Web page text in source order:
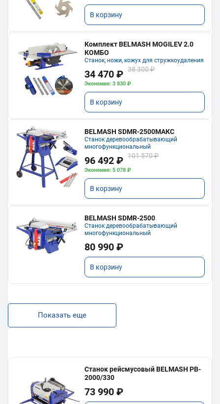
В корзину
Комплект BELMASH MOGILEV 2.0
КОМБО
Станок, ножи, кожух для стружкоудаления
34 470 ₽ 38 300 ₽
Экономия: 3 830 ₽
В корзину
BELMASH SDMR-2500МАКС
Станок деревообрабатывающий
многофункциональный
96 492 ₽ 101 570 ₽
Экономия: 5 078 ₽
В корзину
BELMASH SDMR-2500
Станок деревообрабатывающий
многофункциональный
80 990 ₽
В корзину
Показать еще
Станок рейсмусовый BELMASH PB-
2000/330
73 990 ₽